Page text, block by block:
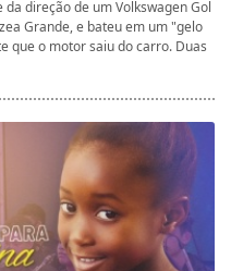
direção de um Volkswagen Gol
Grande, e bateu em um "gelo
que o motor saiu do carro. Duas